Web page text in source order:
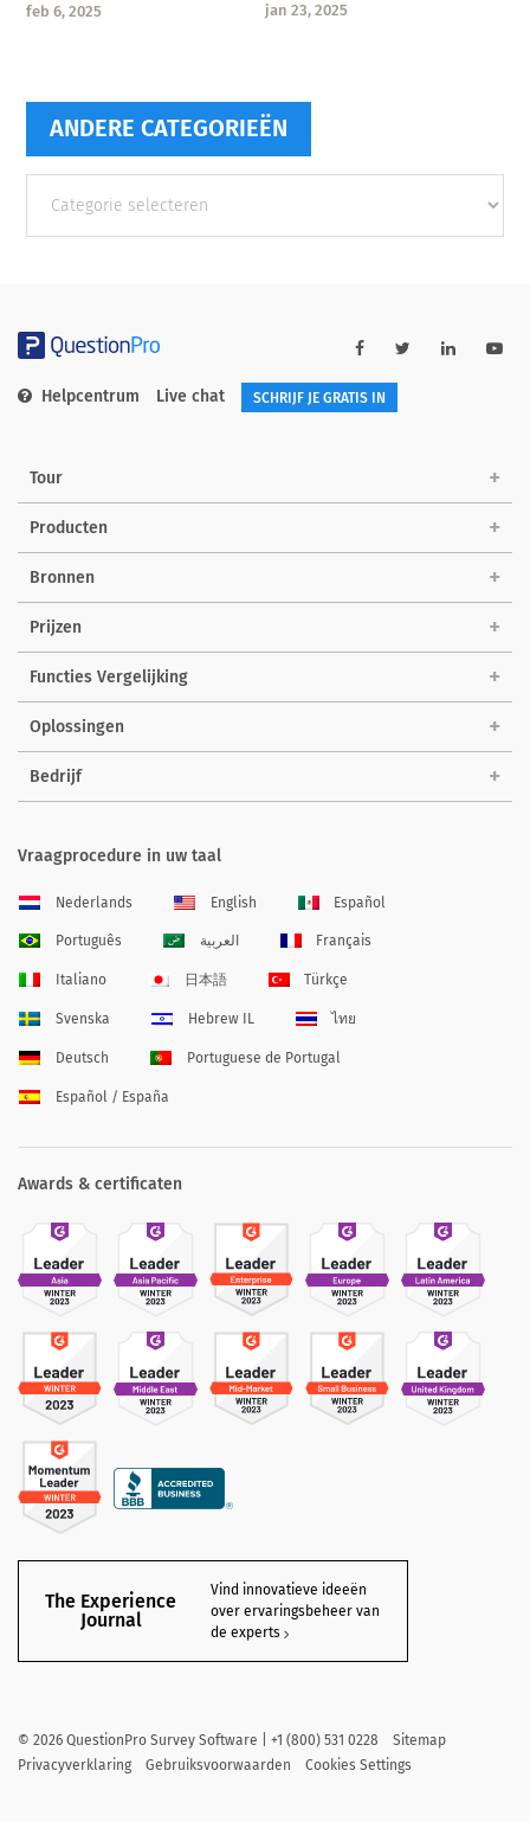
feb 6, 2025 jan 23, 2025
ANDERE CATEGORIEËN
categorieën
Helpcentrum Live chat SCHRIJF JE GRATIS IN
Tour
Producten
Bronnen
Prijzen
Functies Vergelijking
Oplossingen
Bedrijf
Vraagprocedure in uw taal
Nederlands English Español
Português العربية Français
Italiano 日本語 Türkçe
Svenska Hebrew IL ไทย
Deutsch Portuguese de Portugal
Español / España
Awards & certificaten
The Experience
Journal
Vind innovatieve ideeën
over ervaringsbeheer van
de experts
© 2026 QuestionPro Survey Software | +1 (800) 531 0228
Sitemap
Privacyverklaring
Gebruiksvoorwaarden Cookies Settings